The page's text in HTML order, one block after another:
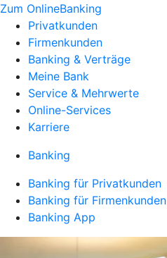
Zum OnlineBanking
Privatkunden
Firmenkunden
Banking & Verträge
Meine Bank
Service & Mehrwerte
Online-Services
Karriere
Banking
Banking für Privatkunden
Banking für Firmenkunden
Banking App